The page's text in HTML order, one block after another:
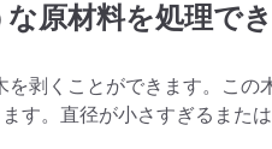
原材料を処理で
剥くことができます。こ
。直径が小さすぎるまた